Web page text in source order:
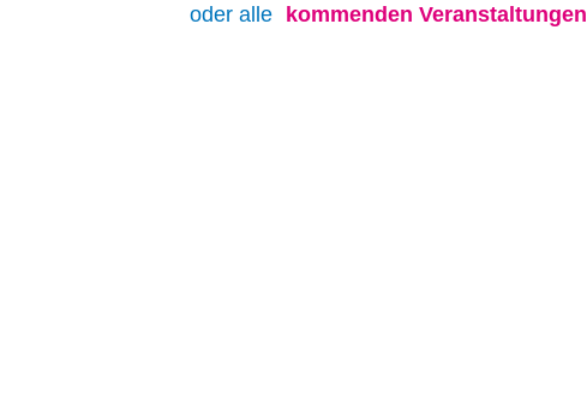
oder alle
kommenden Veranstaltungen